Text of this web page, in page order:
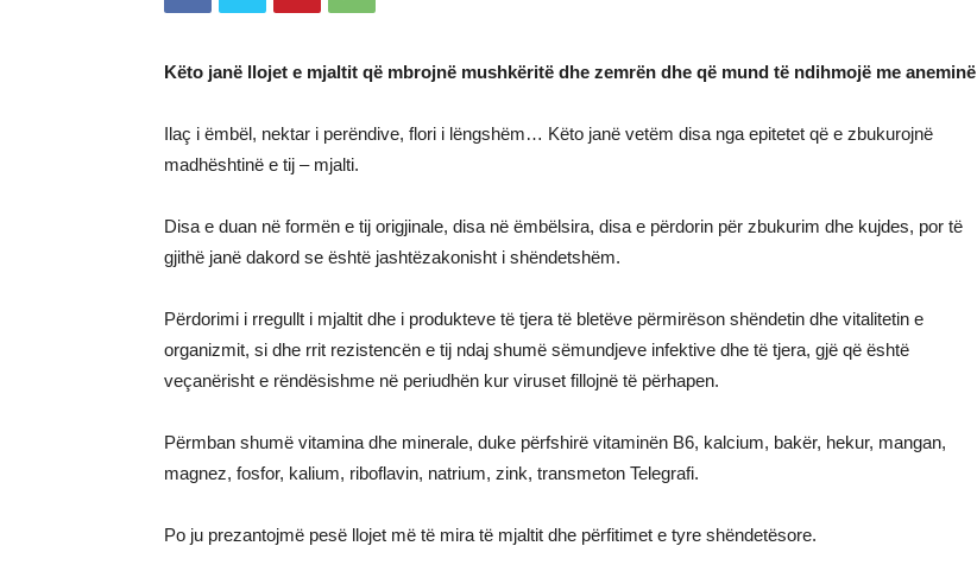
Këto janë llojet e mjaltit që mbrojnë mushkëritë dhe zemrën dhe që mund të ndihmojë me aneminë
Ilaç i ëmbël, nektar i perëndive, flori i lëngshëm… Këto janë vetëm disa nga epitetet që e zbukurojnë
madhështinë e tij – mjalti.
Disa e duan në formën e tij origjinale, disa në ëmbëlsira, disa e përdorin për zbukurim dhe kujdes, por të
gjithë janë dakord se është jashtëzakonisht i shëndetshëm.
Përdorimi i rregullt i mjaltit dhe i produkteve të tjera të bletëve përmirëson shëndetin dhe vitalitetin e
organizmit, si dhe rrit rezistencën e tij ndaj shumë sëmundjeve infektive dhe të tjera, gjë që është
veçanërisht e rëndësishme në periudhën kur viruset fillojnë të përhapen.
Përmban shumë vitamina dhe minerale, duke përfshirë vitaminën B6, kalcium, bakër, hekur, mangan,
magnez, fosfor, kalium, riboflavin, natrium, zink, transmeton Telegrafi.
Po ju prezantojmë pesë llojet më të mira të mjaltit dhe përfitimet e tyre shëndetësore.